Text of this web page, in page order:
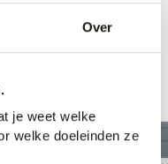
Over
je weet welke
welke doeleinden ze
Weekdeal.